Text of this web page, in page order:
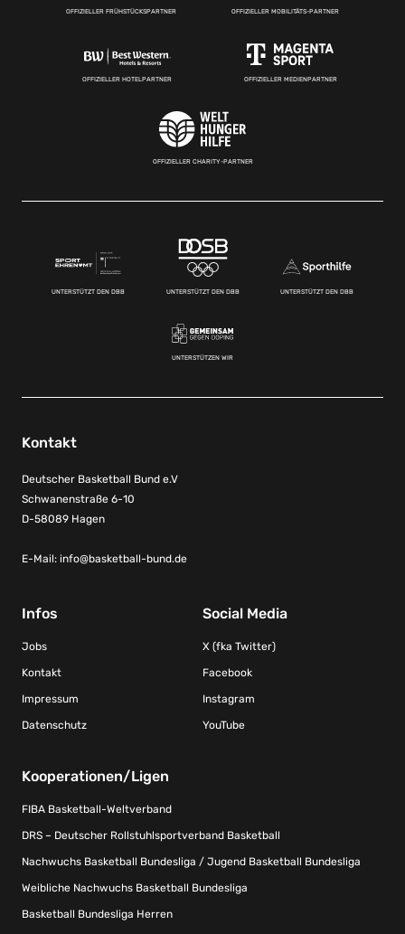
OFFIZIELLER FRÜHSTÜCKSPARTNER OFFIZIELLER MOBILITÄTS-PARTNER
OFFIZIELLER HOTELPARTNER OFFIZIELLER MEDIENPARTNER
OFFIZIELLER CHARITY-PARTNER
UNTERSTÜTZT DEN DBB UNTERSTÜTZT DEN DBB UNTERSTÜTZT DEN DBB
UNTERSTÜTZEN WIR
Kontakt
Deutscher Basketball Bund e.V
Schwanenstraße 6-10
D-58089 Hagen
E-Mail: info@basketball-bund.de
Infos
Jobs
Kontakt
Impressum
Datenschutz
Social Media
X (fka Twitter)
Facebook
Instagram
YouTube
Kooperationen/Ligen
FIBA Basketball-Weltverband
DRS – Deutscher Rollstuhlsportverband Basketball
Nachwuchs Basketball Bundesliga / Jugend Basketball Bundesliga
Weibliche Nachwuchs Basketball Bundesliga
Basketball Bundesliga Herren